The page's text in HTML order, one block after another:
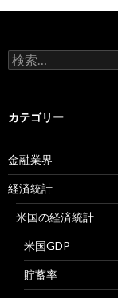
検
索:
カテゴリー
金融業界
経済統計
米国の経済統計
米国GDP
貯蓄率